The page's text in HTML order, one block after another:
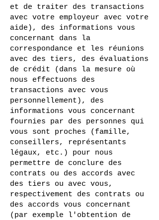
et de traiter des transactions
avec votre employeur avec votre
aide), des informations vous
concernant dans la
correspondance et les réunions
avec des tiers, des évaluations
de crédit (dans la mesure où
nous effectuons des
transactions avec vous
personnellement), des
informations vous concernant
fournies par des personnes qui
vous sont proches (famille,
conseillers, représentants
légaux, etc.) pour nous
permettre de conclure des
contrats ou des accords avec
des tiers ou avec vous,
respectivement des contrats ou
des accords vous concernant
(par exemple l'obtention de